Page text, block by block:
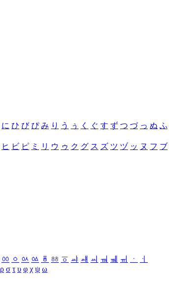
に ひ び ぴ み り う ぅ く ぐ す ず つ づ っ ぬ ふ
ヒ ビ ピ ミ リ ウ ゥ ク グ ス ズ ツ ヅ ッ ヌ フ ブ
ㆀ ㆁ ㆂ ㆃ ㆄ ㆅ ㆆ ㆇ ㆈ ㆉ ㆊ ㆋ ㆌ ㆍ
ㆎ
ρ σ τ υ φ χ ψ ω